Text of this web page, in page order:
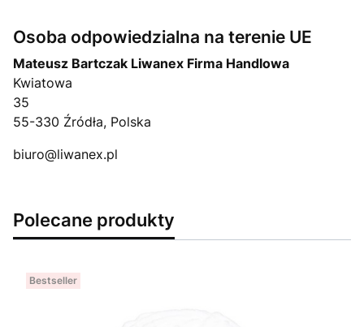
Osoba odpowiedzialna na terenie UE
Mateusz Bartczak Liwanex Firma Handlowa
Kwiatowa
35
55-330 Źródła, Polska
biuro@liwanex.pl
Polecane produkty
Bestseller